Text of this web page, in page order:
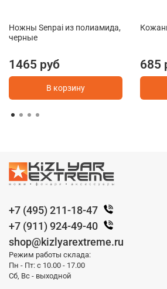
Ножны Senpai из полиамида,
черные
1465 руб
В корзину
685
+7 (495) 211-18-47
+7 (911) 924-49-40
shop@kizlyarextreme.ru
Режим работы склада:
Пн - Пт: с 10.00 - 17.00
Сб, Вс - выходной